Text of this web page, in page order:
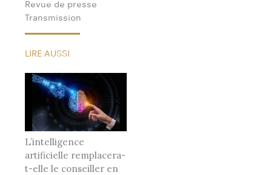
Revue de presse
Transmission
LIRE AUSSI
L’intelligence
artificielle remplacera-
t-elle le conseiller en